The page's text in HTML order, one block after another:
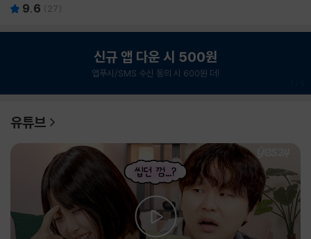
9.6 ( 27)
신규 앱 다운 시 500원
앱푸시/SMS 수신 동의 시 600원 더!
유튜브